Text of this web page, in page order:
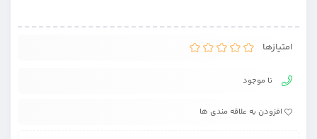
امتیازها
نا موجود
افزودن به علاقه مندی ها